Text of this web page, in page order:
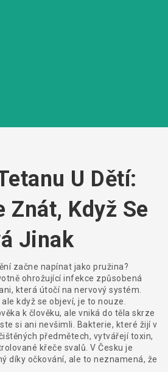
U Dětí:
Znát, Když Se
Jinak
začne napínat jako pružina?
ohrožující infekce způsobená
která útočí na nervový systém
když se objeví, je to nouze.
k člověku, ale vniká do těla skrze
si ani nevšimli. Bakterie, které žijí v
předmětech, vytvářejí toxin,
křeče svalů. V Česku je
díky očkování, ale to neznamená, že